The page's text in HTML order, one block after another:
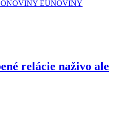
EUNOVINY
relácie naživo ale